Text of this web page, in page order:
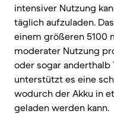
intensiver Nutzung
täglich aufzuladen.
einem größeren 5100
moderater Nutzung
oder sogar anderthalb
unterstützt es eine
wodurch der Akku in
geladen werden kann.